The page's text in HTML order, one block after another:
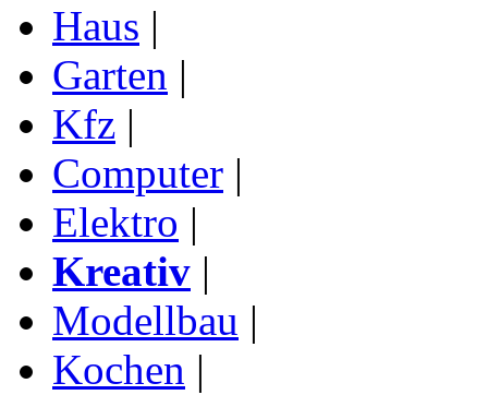
Haus |
Garten |
Kfz |
Computer |
Elektro |
Kreativ |
Modellbau |
Kochen |